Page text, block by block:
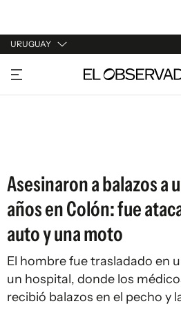
URUGUAY
URUGUAY
ARGENTINA
Asesinaron a balazos a
años en Colón: fue
auto y una moto
El hombre fue trasladado en
un hospital, donde los
recibió balazos en el pecho y